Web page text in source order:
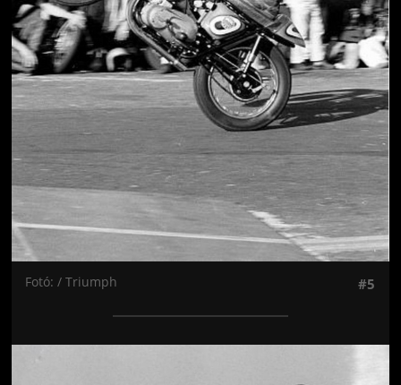
Fotó: / Triumph #5